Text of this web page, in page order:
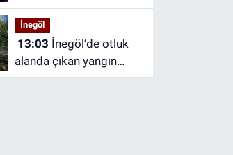
Festivali’nde sahne aldı
İnegöl
13:03
alanda çıkan yangın
barakaya sıçradı